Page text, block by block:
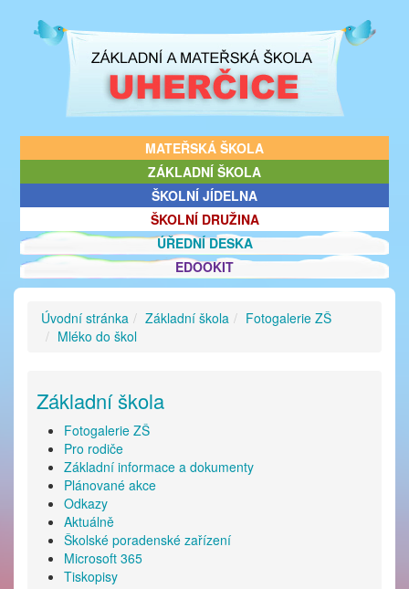
MATEŘSKÁ ŠKOLA
ZÁKLADNÍ ŠKOLA
ŠKOLNÍ JÍDELNA
ŠKOLNÍ DRUŽINA
ÚŘEDNÍ DESKA
EDOOKIT
Úvodní stránka Základní škola
Fotogalerie ZŠ
Mléko do škol
Základní škola
Fotogalerie ZŠ
Pro rodiče
Základní informace a dokumenty
Plánované akce
Odkazy
Aktuálně
Školské poradenské zařízení
Microsoft 365
Tiskopisy